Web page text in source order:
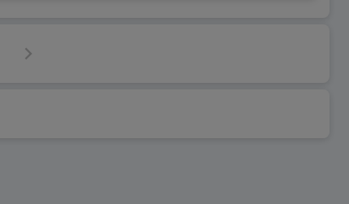
Następna strona